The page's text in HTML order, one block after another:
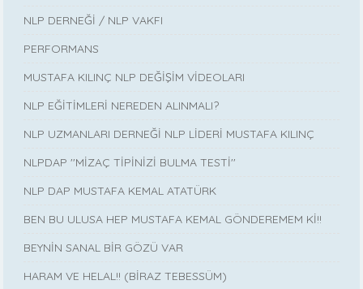
NLP DERNEĞİ / NLP VAKFI
PERFORMANS
MUSTAFA KILINÇ NLP DEĞİŞİM VİDEOLARI
NLP EĞİTİMLERİ NEREDEN ALINMALI?
NLP UZMANLARI DERNEĞİ NLP LİDERİ MUSTAFA KILINÇ
NLPDAP ''MİZAÇ TİPİNİZİ BULMA TESTİ''
NLP DAP MUSTAFA KEMAL ATATÜRK
BEN BU ULUSA HEP MUSTAFA KEMAL GÖNDEREMEM Kİ!!
BEYNİN SANAL BİR GÖZÜ VAR
HARAM VE HELAL!! (BİRAZ TEBESSÜM)